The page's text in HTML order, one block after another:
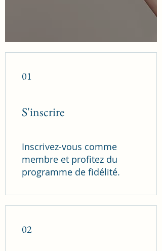
01
S'inscrire
Inscrivez-vous comme
membre et profitez du
programme de fidélité.
02